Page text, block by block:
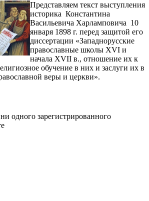
Представляем текст выступления
историка Константина
Васильевича Харламповича 10
января 1898 г. перед защитой его
диссертации «Западнорусские
православные школы XVI и
начала XVII в., отношение их к
обучение в них и заслуги их в
веры и церкви».
одного зарегистрированного